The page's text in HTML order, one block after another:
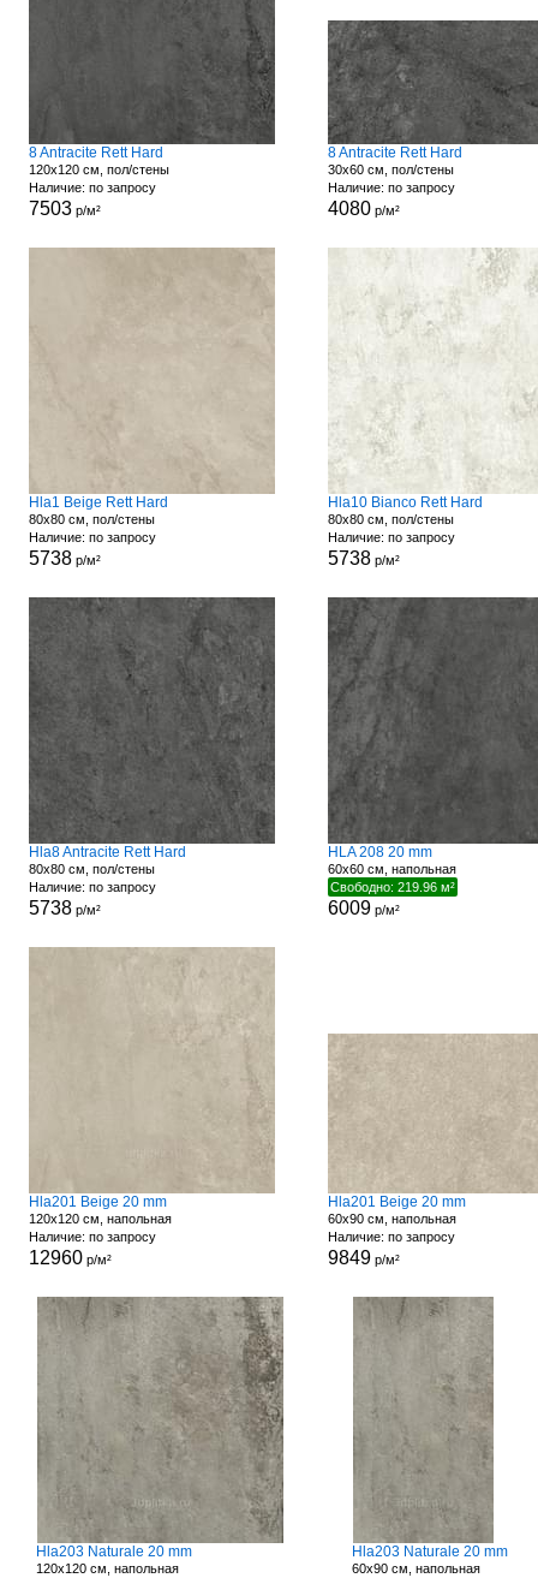
8 Antracite Rett Hard
120x120 см, пол/стены
Наличие: по запросу
7503р/м²
8 Antracite Rett Hard
30x60 см, пол/стены
Наличие: по запросу
4080р/м²
Hla1 Beige Rett Hard
80x80 см, пол/стены
Наличие: по запросу
5738р/м²
Hla10 Bianco Rett Hard
80x80 см, пол/стены
Наличие: по запросу
5738р/м²
Hla8 Antracite Rett Hard
80x80 см, пол/стены
Наличие: по запросу
5738р/м²
HLA 208 20 mm
60x60 см, напольная
Свободно: 219.96 м²
6009 р/м²
Hla201 Beige 20 mm
120x120 см, напольная
Наличие: по запросу
12960р/м²
Hla201 Beige 20 mm
60x90 см, напольная
Наличие: по запросу
9849р/м²
Hla203 Naturale 20 mm
120x120 см, напольная
Hla203 Naturale 20 mm
60x90 см, напольная